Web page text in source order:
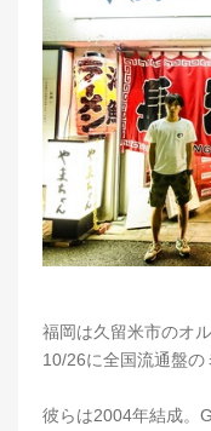
福岡は久留米市のオ
10/26に全国流通盤の
彼らは2004年結成。